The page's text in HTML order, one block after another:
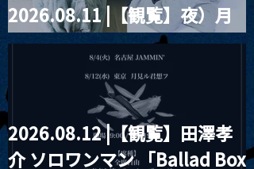
2026.08.11 |【観覧】夜）月
見ル君想フpre. Sugar Shock
2026.08.12 |【観覧】田澤孝
介 ソロワンマン 「Ballad Box